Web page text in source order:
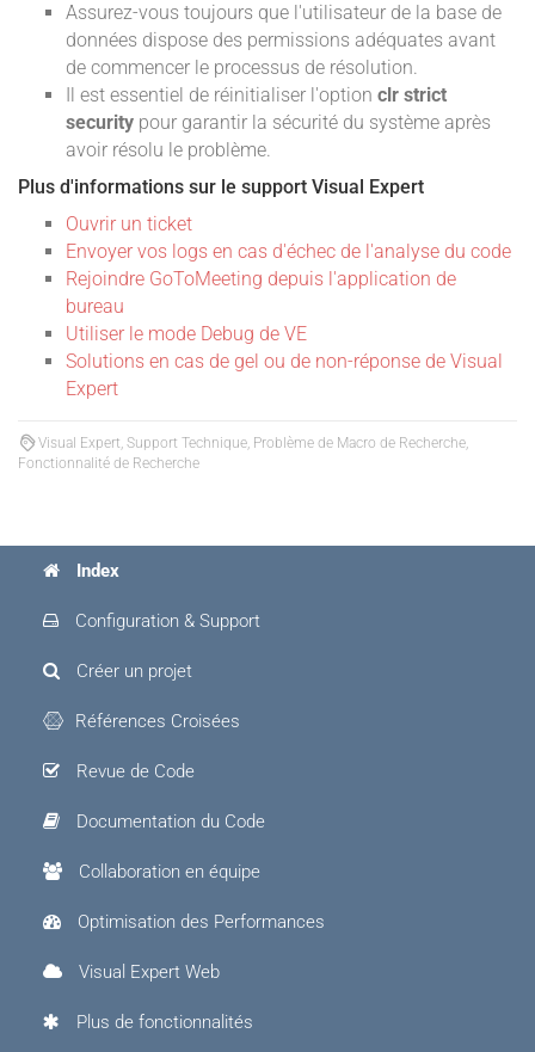
Assurez-vous toujours que l'utilisateur de la base de
données dispose des permissions adéquates avant
de commencer le processus de résolution.
Il est essentiel de réinitialiser l'option clr strict
security pour garantir la sécurité du système après
avoir résolu le problème.
Plus d'informations sur le support Visual Expert
Ouvrir un ticket
Envoyer vos logs en cas d'échec de l'analyse du code
Rejoindre GoToMeeting depuis l'application de
bureau
Utiliser le mode Debug de VE
Solutions en cas de gel ou de non-réponse de Visual
Expert
Visual Expert, Support Technique, Problème de Macro de Recherche,
Fonctionnalité de Recherche
Index
Configuration & Support
Créer un projet
Références Croisées
Revue de Code
Documentation du Code
Collaboration en équipe
Optimisation des Performances
Visual Expert Web
Plus de fonctionnalités